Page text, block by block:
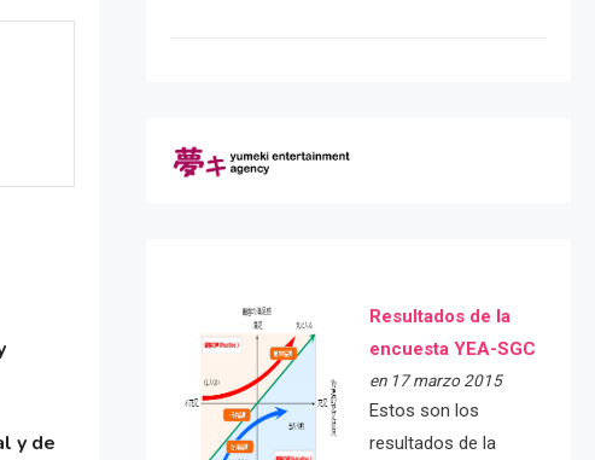
y de
Resultados de la
encuesta YEA-SGC
en 17 marzo 2015
Estos son los
resultados de la